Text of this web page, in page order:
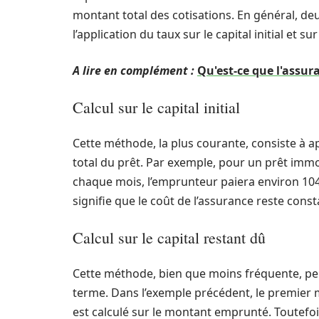
montant total des cotisations. En général,
l’application du taux sur le capital initial et
A lire en complément : Qu'est-ce que
Calcul sur le capital initial
Cette méthode, la plus courante, consiste à
total du prêt. Par exemple, pour un prêt
chaque mois, l’emprunteur paiera environ
signifie que le coût de l’assurance reste
Calcul sur le capital restant dû
Cette méthode, bien que moins fréquente,
terme. Dans l’exemple précédent, le
est calculé sur le montant emprunté.